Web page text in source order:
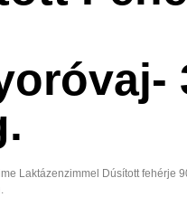
Laktázenzimmel Dúsított fehérje